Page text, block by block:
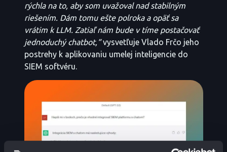
rýchla na to, aby som uvažoval nad stabilným
riešením. Dám tomu ešte polroka a opäť sa
vrátim k LLM. Zatiaľ nám bude v tíme postačovať
jednoduchý chatbot,“vysvetľuje Vlado Frčo jeho
postrehy k aplikovaniu umelej inteligencie do
SIEM softvéru.